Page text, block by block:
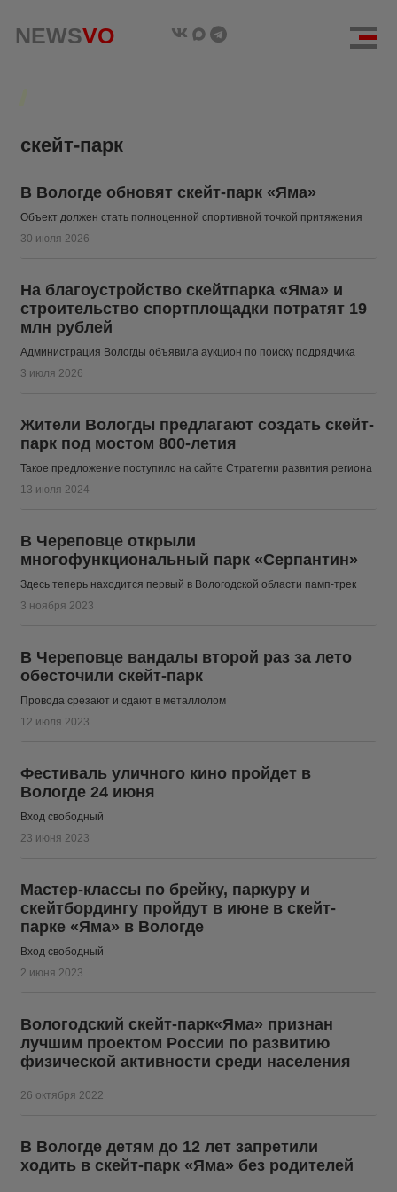
NEWSVO
NEWSVO
скейт-парк
В Вологде обновят скейт-парк «Яма»
Объект должен стать полноценной спортивной точкой притяжения
30 июля 2026
На благоустройство скейтпарка «Яма» и
строительство спортплощадки потратят 19
млн рублей
Администрация Вологды объявила аукцион по поиску подрядчика
3 июля 2026
Жители Вологды предлагают создать скейт-
парк под мостом 800-летия
Такое предложение поступило на сайте Стратегии развития региона
13 июля 2024
В Череповце открыли
многофункциональный парк «Серпантин»
Здесь теперь находится первый в Вологодской области памп-трек
3 ноября 2023
В Череповце вандалы второй раз за лето
обесточили скейт-парк
Провода срезают и сдают в металлолом
12 июля 2023
Фестиваль уличного кино пройдет в
Вологде 24 июня
Вход свободный
23 июня 2023
Мастер-классы по брейку, паркуру и
скейтбордингу пройдут в июне в скейт-
парке «Яма» в Вологде
Вход свободный
2 июня 2023
Вологодский скейт-парк«Яма» признан
лучшим проектом России по развитию
физической активности среди населения
26 октября 2022
В Вологде детям до 12 лет запретили
ходить в скейт-парк «Яма» без родителей